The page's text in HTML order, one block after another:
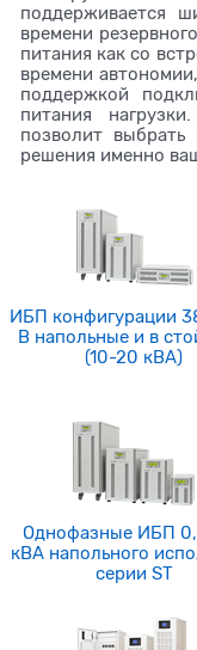
поддерживается
времени
питания как со
времени
поддержкой
питания
позволит
решения именно
ИБП конфигурации
В напольные и в
(10-20 кВА)
Однофазные ИБП
кВА напольного
серии ST